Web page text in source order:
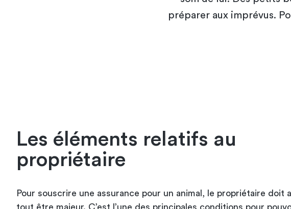
préparer aux imprévus.
Les éléments relatifs au
propriétaire
Pour souscrire une assurance pour un animal, le propriétaire doit
tout être majeur. C’est l’une des principales conditions pour